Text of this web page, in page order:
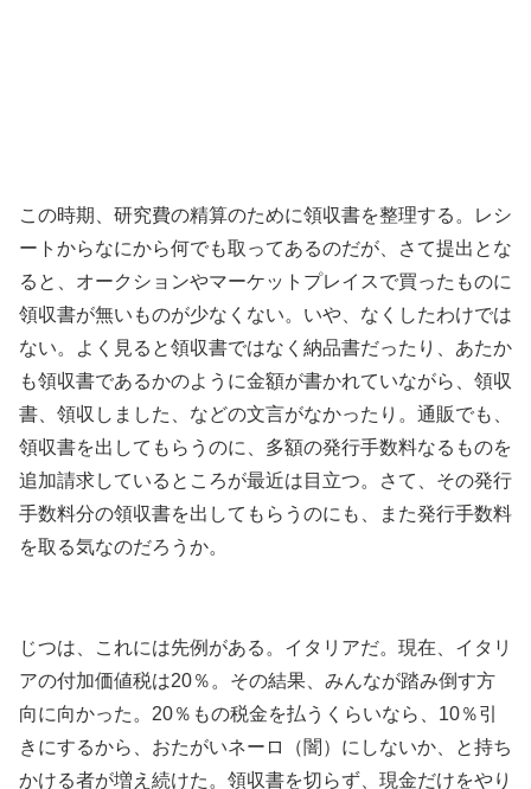
この時期、研究費の精算のために領収書を整理する。レシ
ートからなにから何でも取ってあるのだが、さて提出とな
ると、オークションやマーケットプレイスで買ったものに
領収書が無いものが少なくない。いや、なくしたわけでは
ない。よく見ると領収書ではなく納品書だったり、あたか
も領収書であるかのように金額が書かれていながら、領収
書、領収しました、などの文言がなかったり。通販でも、
領収書を出してもらうのに、多額の発行手数料なるものを
追加請求しているところが最近は目立つ。さて、その発行
手数料分の領収書を出してもらうのにも、また発行手数料
を取る気なのだろうか。
じつは、これには先例がある。イタリアだ。現在、イタリ
アの付加価値税は20％。その結果、みんなが踏み倒す方
向に向かった。20％もの税金を払うくらいなら、10％引
きにするから、おたがいネーロ（闇）にしないか、と持ち
かける者が増え続けた。領収書を切らず、現金だけをやり